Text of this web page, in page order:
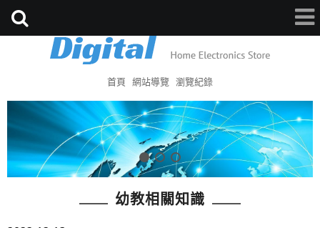
首頁 網站導覽 瀏覽紀錄
幼教相關知識